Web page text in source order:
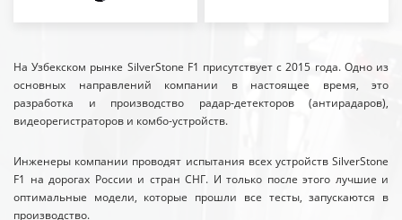
На Узбекском рынке SilverStone F1 присутствует с 2015 года. Одно из
основных направлений компании в настоящее время, это
разработка и производство радар-детекторов (антирадаров),
видеорегистраторов и комбо-устройств.
Инженеры компании проводят испытания всех устройств SilverStone
F1 на дорогах России и стран СНГ. И только после этого лучшие и
оптимальные модели, которые прошли все тесты, запускаются в
производство.